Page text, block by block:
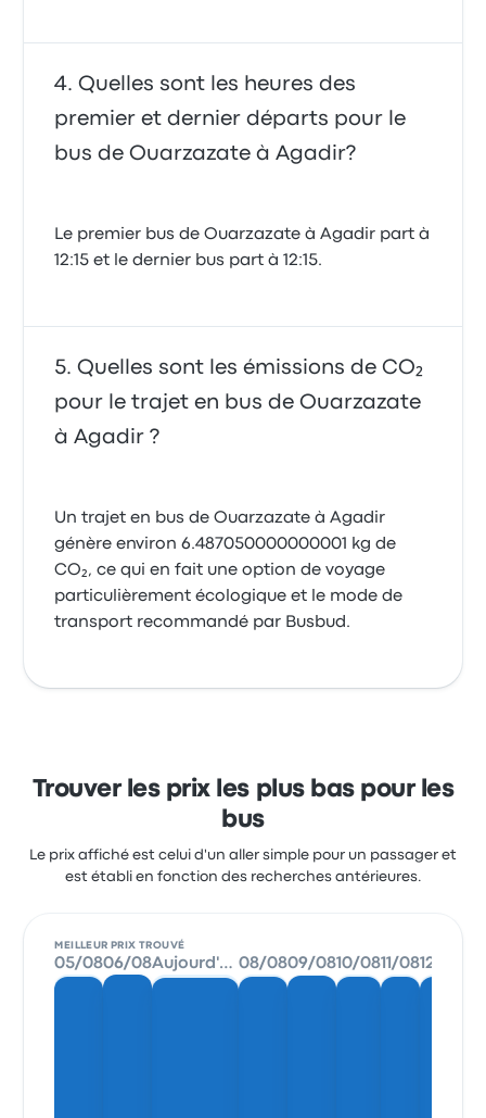
Quelles sont les heures des
premier et dernier départs pour le
bus de Ouarzazate à Agadir?
Le premier bus de Ouarzazate à Agadir part à
12:15 et le dernier bus part à 12:15.
Quelles sont les émissions de CO₂
pour le trajet en bus de Ouarzazate
à Agadir ?
Un trajet en bus de Ouarzazate à Agadir
génère environ 6.487050000000001 kg de
CO₂, ce qui en fait une option de voyage
particulièrement écologique et le mode de
transport recommandé par Busbud.
Trouver les prix les plus bas pour les
bus
Le prix affiché est celui d'un aller simple pour un passager et
est établi en fonction des recherches antérieures.
MEILLEUR PRIX TROUVÉ
05/0806/08 Aujourd'hui 08/0809/0810/0811/0812/08